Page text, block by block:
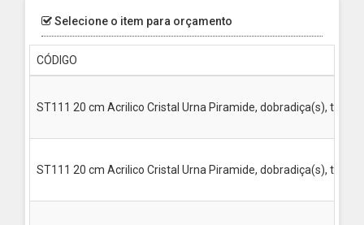
Selecione o item para orçamento
CÓDIGO
ST111 20 cm Acrilico Cristal Urna Piramide, dobradiça(s),
ST111 20 cm Acrilico Cristal Urna Piramide, dobradiça(s),